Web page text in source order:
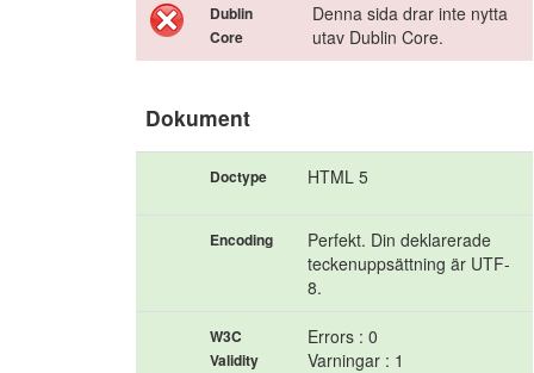
Dublin
Core
Denna sida drar inte nytta
utav Dublin Core.
Dokument
Doctype HTML 5
Encoding
Perfekt. Din deklarerade
teckenuppsättning är UTF-
8.
W3C
Validity
Errors : 0
Varningar : 1